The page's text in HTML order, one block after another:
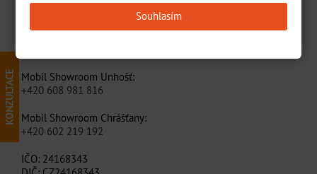
okres Kladno
Mobil Showroom Unhošť:
+420 608 981 816
Mobil Showroom Chrášťany:
+420 602 219 192
IČO: 24168343
Souhlasím